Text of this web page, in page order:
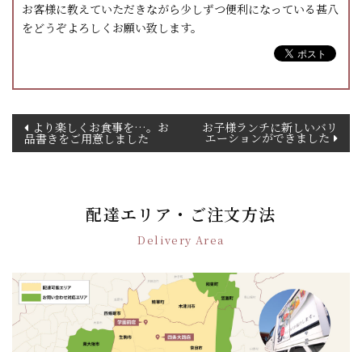
お客様に教えていただきながら少しずつ便利になっている甚八
をどうぞよろしくお願い致します。
ン
より楽しくお食事を…。お
品書きをご用意しました
お子様ランチに新しいバリ
エーションができました
配達エリア・ご注文方法
Delivery Area